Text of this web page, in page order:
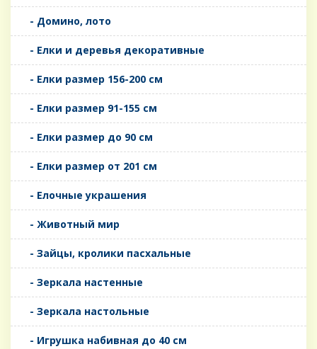
- Домино, лото
- Елки и деревья декоративные
- Елки размер 156-200 см
- Елки размер 91-155 см
- Елки размер до 90 см
- Елки размер от 201 см
- Елочные украшения
- Животный мир
- Зайцы, кролики пасхальные
- Зеркала настенные
- Зеркала настольные
- Игрушка набивная до 40 см